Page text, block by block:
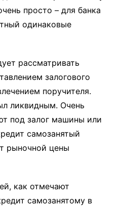
просто – для банка
одинаковые
рассматривать
залогового
поручителя.
ликвидным. Очень
под залог машины или
самозанятый
рыночной цены
как отмечают
самозанятому в